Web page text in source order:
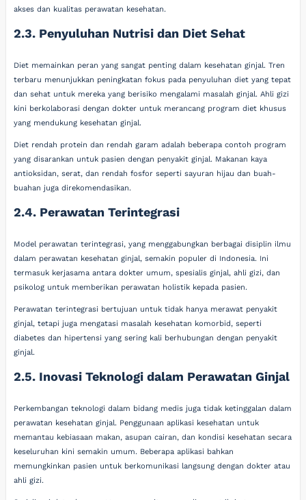
akses dan kualitas perawatan kesehatan.
2.3. Penyuluhan Nutrisi dan Diet Sehat
Diet memainkan peran yang sangat penting dalam kesehatan ginjal. Tren
terbaru menunjukkan peningkatan fokus pada penyuluhan diet yang tepat
dan sehat untuk mereka yang berisiko mengalami masalah ginjal. Ahli gizi
kini berkolaborasi dengan dokter untuk merancang program diet khusus
yang mendukung kesehatan ginjal.
Diet rendah protein dan rendah garam adalah beberapa contoh program
yang disarankan untuk pasien dengan penyakit ginjal. Makanan kaya
antioksidan, serat, dan rendah fosfor seperti sayuran hijau dan buah-
buahan juga direkomendasikan.
2.4. Perawatan Terintegrasi
Model perawatan terintegrasi, yang menggabungkan berbagai disiplin ilmu
dalam perawatan kesehatan ginjal, semakin populer di Indonesia. Ini
termasuk kerjasama antara dokter umum, spesialis ginjal, ahli gizi, dan
psikolog untuk memberikan perawatan holistik kepada pasien.
Perawatan terintegrasi bertujuan untuk tidak hanya merawat penyakit
ginjal, tetapi juga mengatasi masalah kesehatan komorbid, seperti
diabetes dan hipertensi yang sering kali berhubungan dengan penyakit
ginjal.
2.5. Inovasi Teknologi dalam Perawatan Ginjal
Perkembangan teknologi dalam bidang medis juga tidak ketinggalan dalam
perawatan kesehatan ginjal. Penggunaan aplikasi kesehatan untuk
memantau kebiasaan makan, asupan cairan, dan kondisi kesehatan secara
keseluruhan kini semakin umum. Beberapa aplikasi bahkan
memungkinkan pasien untuk berkomunikasi langsung dengan dokter atau
ahli gizi.